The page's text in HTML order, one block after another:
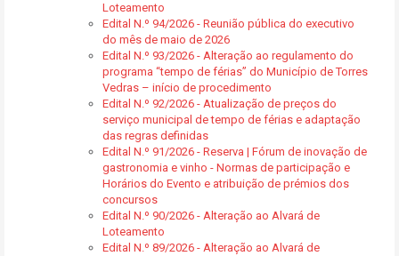
Loteamento
Edital N.º 94/2026 - Reunião pública do executivo
do mês de maio de 2026
Edital N.º 93/2026 - Alteração ao regulamento do
programa “tempo de férias” do Município de Torres
Vedras – início de procedimento
Edital N.º 92/2026 - Atualização de preços do
serviço municipal de tempo de férias e adaptação
das regras definidas
Edital N.º 91/2026 - Reserva | Fórum de inovação de
gastronomia e vinho - Normas de participação e
Horários do Evento e atribuição de prémios dos
concursos
Edital N.º 90/2026 - Alteração ao Alvará de
Loteamento
Edital N.º 89/2026 - Alteração ao Alvará de